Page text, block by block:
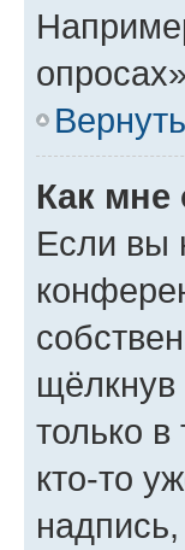
Как мне
Если вы
щёлкнув
только
кто-то